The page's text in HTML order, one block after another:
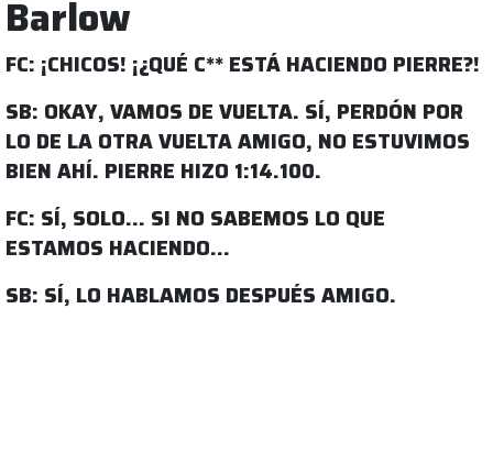
Barlow
FC: ¡CHICOS! ¡¿QUÉ C** ESTÁ HACIENDO PIERRE?!
SB: OKAY, VAMOS DE VUELTA. SÍ, PERDÓN POR
LO DE LA OTRA VUELTA AMIGO, NO ESTUVIMOS
BIEN AHÍ. PIERRE HIZO 1:14.100.
FC: SÍ, SOLO… SI NO SABEMOS LO QUE
ESTAMOS HACIENDO…
SB: SÍ, LO HABLAMOS DESPUÉS AMIGO.